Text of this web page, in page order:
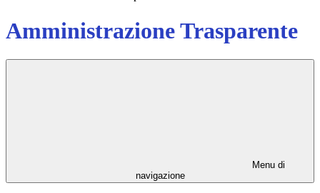
Amministrazione Trasparente
Menu di
navigazione